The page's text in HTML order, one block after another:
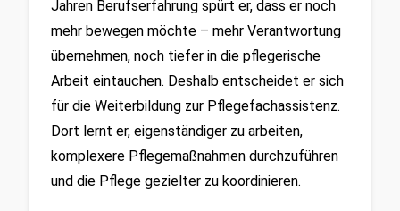
Jahren Berufserfahrung spürt er, dass er noch
mehr bewegen möchte – mehr Verantwortung
übernehmen, noch tiefer in die pflegerische
Arbeit eintauchen. Deshalb entscheidet er sich
für die Weiterbildung zur Pflegefachassistenz.
Dort lernt er, eigenständiger zu arbeiten,
komplexere Pflegemaßnahmen durchzuführen
und die Pflege gezielter zu koordinieren.